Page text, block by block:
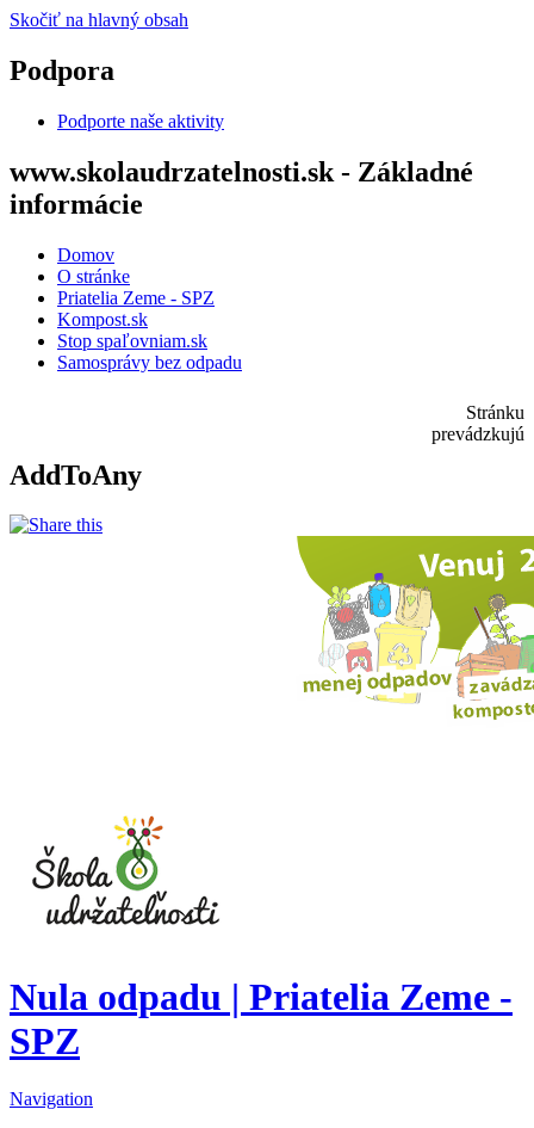
Skočiť na hlavný obsah
Podpora
Podporte naše aktivity
www.skolaudrzatelnosti.sk - Základné
informácie
Domov
O stránke
Priatelia Zeme - SPZ
Kompost.sk
Stop spaľovniam.sk
Samosprávy bez odpadu
Stránku
prevádzkujú
AddToAny
Nula odpadu | Priatelia Zeme -
SPZ
Navigation